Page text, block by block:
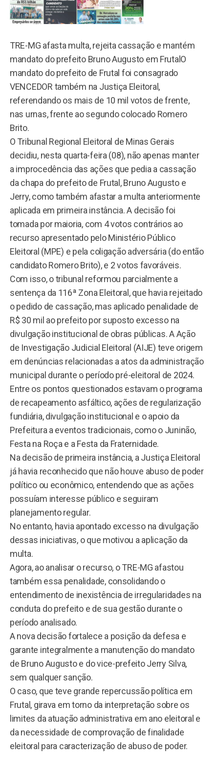
TRE-MG afasta multa, rejeita cassação e mantém
mandato do prefeito Bruno Augusto em FrutalO
mandato do prefeito de Frutal foi consagrado
VENCEDOR também na Justiça Eleitoral,
referendando os mais de 10 mil votos de frente,
nas urnas, frente ao segundo colocado Romero
Brito.
O Tribunal Regional Eleitoral de Minas Gerais
decidiu, nesta quarta-feira (08), não apenas manter
a improcedência das ações que pedia a cassação
da chapa do prefeito de Frutal, Bruno Augusto e
Jerry, como também afastar a multa anteriormente
aplicada em primeira instância. A decisão foi
tomada por maioria, com 4 votos contrários ao
recurso apresentado pelo Ministério Público
Eleitoral (MPE) e pela coligação adversária (do então
candidato Romero Brito), e 2 votos favoráveis.
Com isso, o tribunal reformou parcialmente a
sentença da 116ª Zona Eleitoral, que havia rejeitado
o pedido de cassação, mas aplicado penalidade de
R$ 30 mil ao prefeito por suposto excesso na
divulgação institucional de obras públicas. A Ação
de Investigação Judicial Eleitoral (AIJE) teve origem
em denúncias relacionadas a atos da administração
municipal durante o período pré-eleitoral de 2024.
Entre os pontos questionados estavam o programa
de recapeamento asfáltico, ações de regularização
fundiária, divulgação institucional e o apoio da
Prefeitura a eventos tradicionais, como o Juninão,
Festa na Roça e a Festa da Fraternidade.
Na decisão de primeira instância, a Justiça Eleitoral
já havia reconhecido que não houve abuso de poder
político ou econômico, entendendo que as ações
possuíam interesse público e seguiram
planejamento regular.
No entanto, havia apontado excesso na divulgação
dessas iniciativas, o que motivou a aplicação da
multa.
Agora, ao analisar o recurso, o TRE-MG afastou
também essa penalidade, consolidando o
entendimento de inexistência de irregularidades na
conduta do prefeito e de sua gestão durante o
período analisado.
A nova decisão fortalece a posição da defesa e
garante integralmente a manutenção do mandato
de Bruno Augusto e do vice-prefeito Jerry Silva,
sem qualquer sanção.
O caso, que teve grande repercussão política em
Frutal, girava em torno da interpretação sobre os
limites da atuação administrativa em ano eleitoral e
da necessidade de comprovação de finalidade
eleitoral para caracterização de abuso de poder.